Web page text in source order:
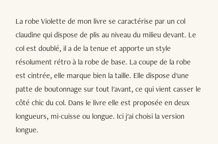
La robe Violette de mon livre se caractérise par un col
claudine qui dispose de plis au niveau du milieu devant. Le
col est doublé, il a de la tenue et apporte un style
résolument rétro à la robe de base. La coupe de la robe
est cintrée, elle marque bien la taille. Elle dispose d'une
patte de boutonnage sur tout l'avant, ce qui vient casser le
côté chic du col. Dans le livre elle est proposée en deux
longueurs, mi-cuisse ou longue. Ici j'ai choisi la version
longue.